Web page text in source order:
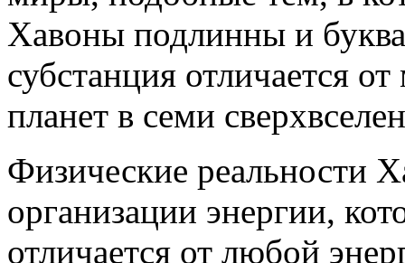
Хавоны подлинны и
субстанция отличается
планет в семи
Физические реальности
организации энергии,
отличается от любой